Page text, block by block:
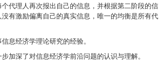
代理人再次报出自己的信息，并根据第二阶段的信
有激励偏离自己的真实信息，唯一的均衡是所有代
息经济学理论研究的经验。
加深了对信息经济学前沿问题的认识与理解。